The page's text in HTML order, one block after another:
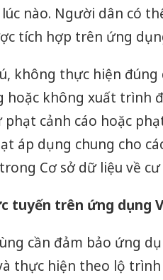
nào. Người dân có
tích hợp trên ứng
không thực hiện đúng
hoặc không xuất trình
phạt cảnh cáo hoặc
áp dụng chung cho
Cơ sở dữ liệu về
tuyến trên ứng dụng
cần đảm bảo ứng
thực hiện theo lộ trình